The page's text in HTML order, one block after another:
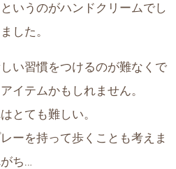
いうのがハンドクリームでし
した。
い習慣をつけるのが難なくで
イテムかもしれません。
とても難しい。
ーを持って歩くことも考えま
ち…